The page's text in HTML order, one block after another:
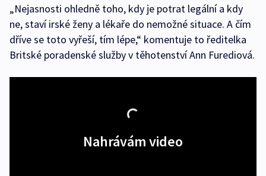
„Nejasnosti ohledně toho, kdy je potrat legální a kdy
ne, staví irské ženy a lékaře do nemožné situace. A čím
dříve se toto vyřeší, tím lépe,“ komentuje to ředitelka
Britské poradenské služby v těhotenství Ann Furediová.
Nahrávám video